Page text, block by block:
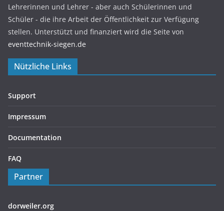
Lehrerinnen und Lehrer - aber auch Schülerinnen und
Schüler - die ihre Arbeit der Öffentlichkeit zur Verfügung
stellen. Unterstützt und finanziert wird die Seite von
eventtechnik-siegen.de
Nützliche Links
Support
Impressum
Documentation
FAQ
Partner
dorweiler.org